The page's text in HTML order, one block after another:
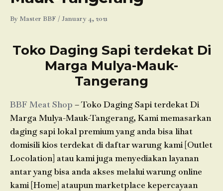
By Master BBF /January 4, 2021
Toko Daging Sapi terdekat Di
Marga Mulya-Mauk-
Tangerang
BBF Meat Shop – Toko Daging Sapi terdekat Di
Marga Mulya-Mauk-Tangerang, Kami memasarkan
daging sapi lokal premium yang anda bisa lihat
domisili kios terdekat di daftar warung kami [Outlet
Locolation] atau kami juga menyediakan layanan
antar yang bisa anda akses melalui warung online
kami [Home] ataupun marketplace kepercayaan